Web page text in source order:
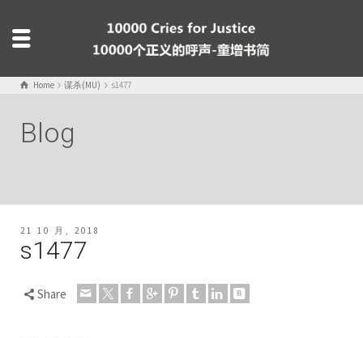
Home 谋杀(MU) s1477
Blog
21 10 月, 2018
s1477
Share